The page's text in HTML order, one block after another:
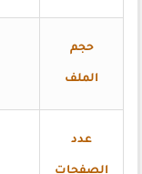
حجم
الملف
عدد
الصفحات